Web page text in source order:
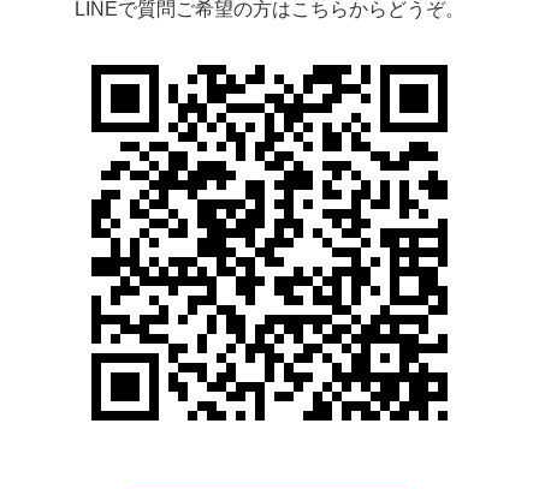
LINEで質問ご希望の方はこちらからどうぞ。